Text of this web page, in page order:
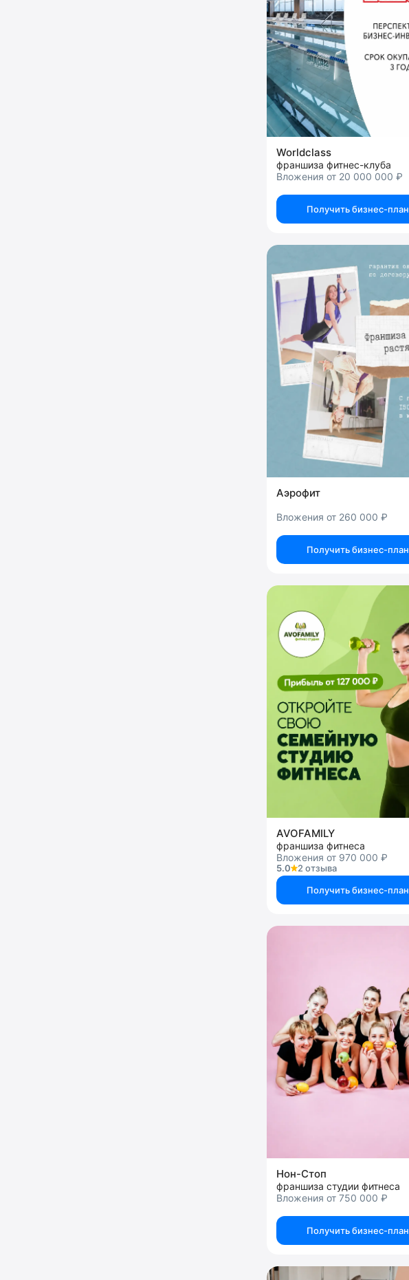
Worldclass
франшиза фитнес-клуба
Вложения от 20 000 000 ₽
Получить бизнес-план
Аэрофит
Вложения от 260 000 ₽
Получить бизнес-план
AVOFAMILY
франшиза фитнеса
Вложения от 970 000 ₽
5.0
2 отзыва
Получить бизнес-план
Нон-Стоп
франшиза студии фитнеса
Вложения от 750 000 ₽
Получить бизнес-план